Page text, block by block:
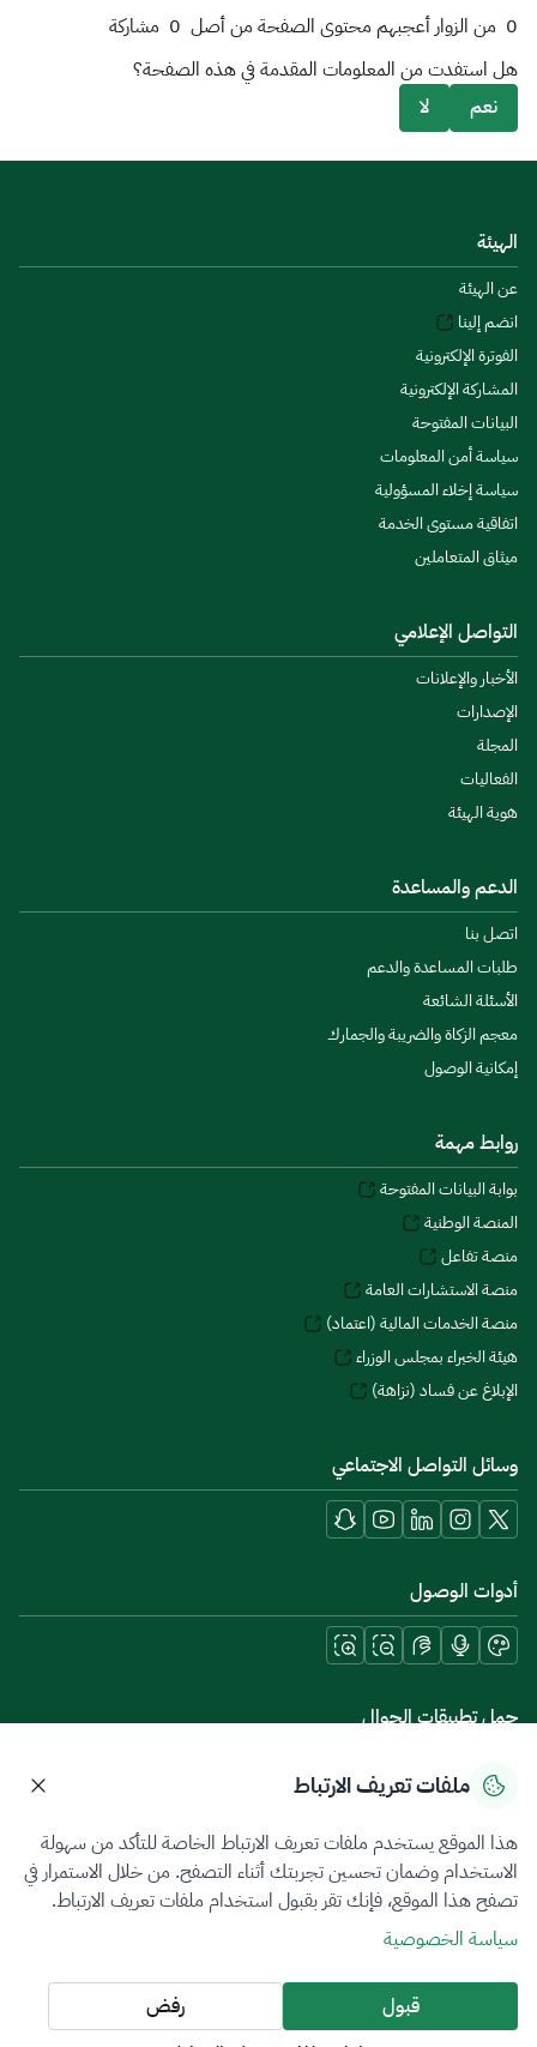
0 من الزوار أعجبهم محتوى الصفحة من أصل 0 مشاركة
هل استفدت من المعلومات المقدمة في هذه الصفحة؟
نعم
لا
الهيئة
عن الهيئة
انضم إلينا
الفوترة الإلكترونية
المشاركة الإلكترونية
البيانات المفتوحة
سياسة أمن المعلومات
سياسة إخلاء المسؤولية
اتفاقية مستوى الخدمة
ميثاق المتعاملين
التواصل الإعلامي
الأخبار والإعلانات
الإصدارات
المجلة
الفعاليات
هوية الهيئة
الدعم والمساعدة
اتصل بنا
طلبات المساعدة والدعم
الأسئلة الشائعة
معجم الزكاة والضريبة والجمارك
إمكانية الوصول
روابط مهمة
بوابة البيانات المفتوحة
المنصة الوطنية
منصة تفاعل
منصة الاستشارات العامة
منصة الخدمات المالية (اعتماد)
هيئة الخبراء بمجلس الوزراء
الإبلاغ عن فساد (نزاهة)
وسائل التواصل الاجتماعي
أدوات الوصول
حمل تطبيقات الجوال
سياسة الخصوصيةشروط الاستخدامخريطة الموقع
جميع الحقوق محفوظة 2026 © ZATCA.GOV.SA
تم تطويره وصيانته بواسطة هيئة الزكاة والضريبة والجمارك
آخر تحديث للموقع في
ملفات تعريف الارتباط
هذا الموقع يستخدم ملفات تعريف الارتباط الخاصة للتأكد من سهولة
الاستخدام وضمان تحسين تجربتك أثناء التصفح. من خلال الاستمرار في
تصفح هذا الموقع، فإنك تقر بقبول استخدام ملفات تعريف الارتباط.
سياسة الخصوصية
قبول
رفض